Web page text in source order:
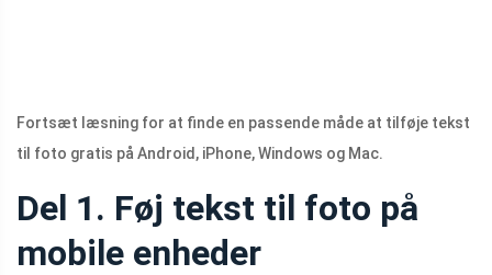
Fortsæt læsning for at finde en passende måde at tilføje tekst
til foto gratis på Android, iPhone, Windows og Mac.
Del 1. Føj tekst til foto på
mobile enheder